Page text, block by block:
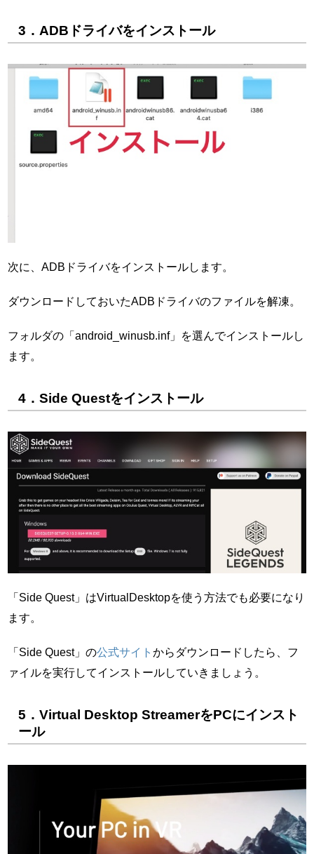
3．ADBドライバをインストール
次に、ADBドライバをインストールします。
ダウンロードしておいたADBドライバのファイルを解凍。
フォルダの「android_winusb.inf」を選んでインストールし
ます。
4．Side Questをインストール
「Side Quest」はVirtualDesktopを使う方法でも必要になり
ます。
「Side Quest」の公式サイトからダウンロードしたら、フ
ァイルを実行してインストールしていきましょう。
5．Virtual Desktop StreamerをPCにインスト
ール